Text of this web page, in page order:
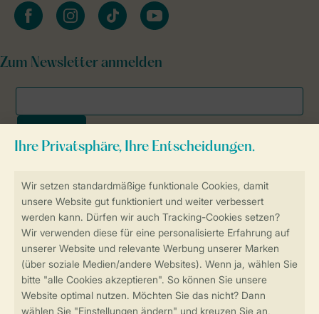
Sicherstellung Deiner Privatsphäre
Sicher und schnell zur Online-Buchung
SSL-Verschlüsselung
Sichere Datenübertragung
Sicheres Bezahlen
facebookinstagramtiktok youtube
Zum Newsletter anmelden